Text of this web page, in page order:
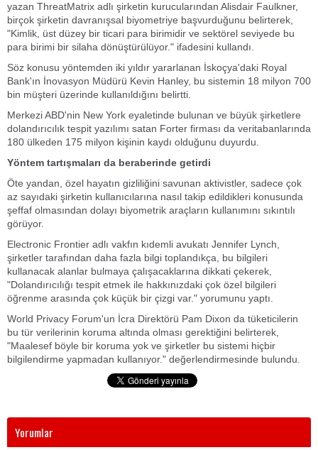
yazan ThreatMatrix adlı şirketin kurucularından Alisdair Faulkner,
birçok şirketin davranışsal biyometriye başvurduğunu belirterek,
"Kimlik, üst düzey bir ticari para birimidir ve sektörel seviyede bu
para birimi bir silaha dönüştürülüyor." ifadesini kullandı.
Söz konusu yöntemden iki yıldır yararlanan İskoçya'daki Royal
Bank'ın İnovasyon Müdürü Kevin Hanley, bu sistemin 18 milyon 700
bin müşteri üzerinde kullanıldığını belirtti.
Merkezi ABD'nin New York eyaletinde bulunan ve büyük şirketlere
dolandırıcılık tespit yazılımı satan Forter firması da veritabanlarında
180 ülkeden 175 milyon kişinin kaydı olduğunu duyurdu.
Yöntem tartışmaları da beraberinde getirdi
Öte yandan, özel hayatın gizliliğini savunan aktivistler, sadece çok
az sayıdaki şirketin kullanıcılarına nasıl takip edildikleri konusunda
şeffaf olmasından dolayı biyometrik araçların kullanımını sıkıntılı
görüyor.
Electronic Frontier adlı vakfın kıdemli avukatı Jennifer Lynch,
şirketler tarafından daha fazla bilgi toplandıkça, bu bilgileri
kullanacak alanlar bulmaya çalışacaklarına dikkati çekerek,
"Dolandırıcılığı tespit etmek ile hakkınızdaki çok özel bilgileri
öğrenme arasında çok küçük bir çizgi var." yorumunu yaptı.
World Privacy Forum'un İcra Direktörü Pam Dixon da tüketicilerin
bu tür verilerinin koruma altında olması gerektiğini belirterek,
"Maalesef böyle bir koruma yok ve şirketler bu sistemi hiçbir
bilgilendirme yapmadan kullanıyor." değerlendirmesinde bulundu.
Yorumlar